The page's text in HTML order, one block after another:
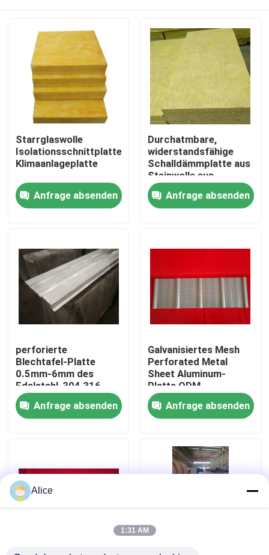
Haus
Über uns
Fabrik-Ausflug
Qualitätskontrolle
Treten Sie mit uns in Verbindung
Stahlkonstruktionsgebäude
Stahlkonstruktionslager
Starrglaswolle
Isolationsschnittplatte
Klimaanlageplatte
Anfrage absenden
Durchatmbare,
widerstandsfähige
Schalldämmplatte aus
Steinwolle aus
nachhaltigen
Materialien
Anfrage absenden
perforierte
Blechtafel-Platte
0.5mm-6mm des
Edelstahl-304 316
Anfrage absenden
Galvanisiertes Mesh
Perforated Metal
Sheet Aluminum-
Platte ODM
Anfrage absenden
Alice
1:31 AM